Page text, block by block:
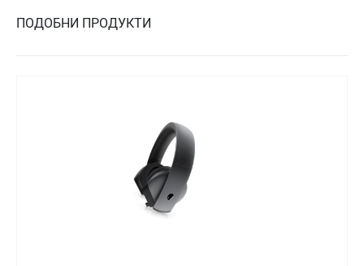
ПОДОБНИ ПРОДУКТИ